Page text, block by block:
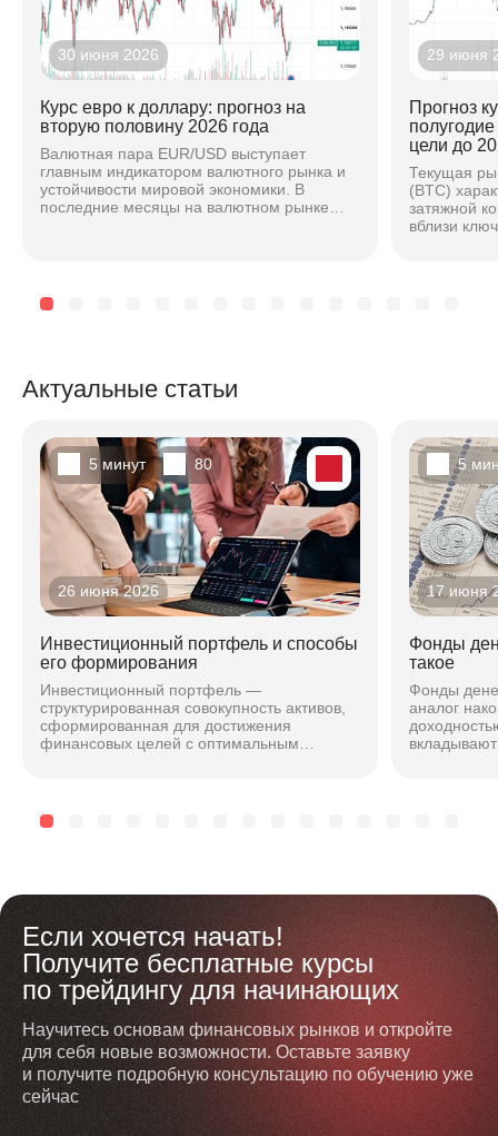
30 июня 2026
Курс евро к доллару: прогноз на
вторую половину 2026 года
Валютная пара EUR/USD выступает
главным индикатором валютного рынка и
устойчивости мировой экономики. В
последние месяцы на валютном рынке
29 июня
Прогноз
цели до
Текущая
(BTC)
затяжной
вблизи
Актуальные статьи
26 июня 2026
5 минут 80
Инвестиционный портфель и способы
его формирования
Инвестиционный портфель —
структурированная совокупность активов,
сформированная для достижения
финансовых целей с оптимальным
17 июня
5
Фонды
такое
Фонды
аналог
Если хочется начать!
Получите бесплатные курсы
по трейдингу для начинающих
Научитесь основам финансовых рынков и откройте
для себя новые возможности. Оставьте заявку
и получите подробную консультацию по обучению уже
сейчас